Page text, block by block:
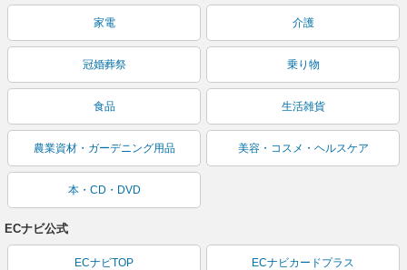
家電 介護
冠婚葬祭 乗り物
食品 生活雑貨
農業資材・ガーデニング用品 美容・コスメ・ヘルスケア
本・CD・DVD
ECナビ公式
ECナビTOP ECナビカードプラス